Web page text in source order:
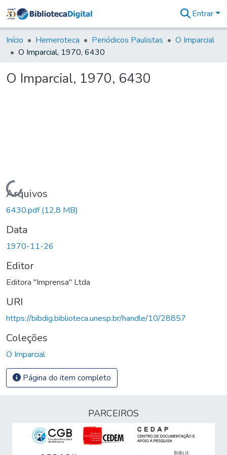
&
Coleções
Tudo na
Digital
Entrar
Início Hemeroteca Periódicos Paulistas
O Imparcial
O Imparcial, 1970, 6430
O Imparcial, 1970, 6430
Carregando...
Arquivos
6430.pdf(12,8 MB)
Data
1970-11-26
Editor
Editora "Imprensa" Ltda
URI
https://bibdig.biblioteca.unesp.br/handle/10/28857
Coleções
O Imparcial
Página do item completo
PARCEIROS